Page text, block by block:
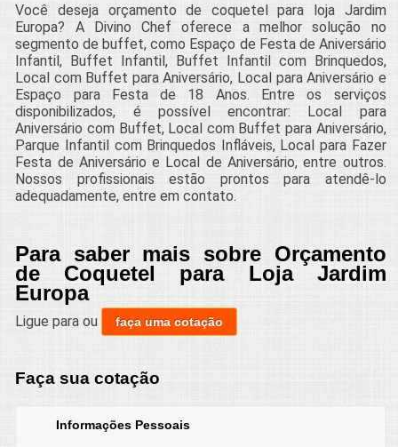
Você deseja orçamento de coquetel para loja Jardim
Europa? A Divino Chef oferece a melhor solução no
segmento de buffet, como Espaço de Festa de Aniversário
Infantil, Buffet Infantil, Buffet Infantil com Brinquedos,
Local com Buffet para Aniversário, Local para Aniversário e
Espaço para Festa de 18 Anos. Entre os serviços
disponibilizados, é possível encontrar: Local para
Aniversário com Buffet, Local com Buffet para Aniversário,
Parque Infantil com Brinquedos Infláveis, Local para Fazer
Festa de Aniversário e Local de Aniversário, entre outros.
Nossos profissionais estão prontos para atendê-lo
adequadamente, entre em contato.
Para saber mais sobre Orçamento
de Coquetel para Loja Jardim
Europa
Ligue paraou faça uma cotação
Faça sua cotação
Informações Pessoais